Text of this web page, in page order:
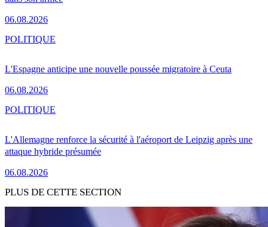
06.08.2026
L'Espagne anticipe une nouvelle poussée migratoire à Ceuta
06.08.2026
POLITIQUE
L'Allemagne renforce la sécurité à l'aéroport de Leipzig après une
attaque hybride présumée
06.08.2026
POLITIQUE
PLUS DE CETTE SECTION